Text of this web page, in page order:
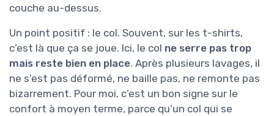
couche au-dessus.
Un point positif : le col. Souvent, sur les t-shirts,
c’est là que ça se joue. Ici, le col ne serre pas trop
mais reste bien en place. Après plusieurs lavages, il
ne s’est pas déformé, ne baille pas, ne remonte pas
bizarrement. Pour moi, c’est un bon signe sur le
confort à moyen terme, parce qu’un col qui se